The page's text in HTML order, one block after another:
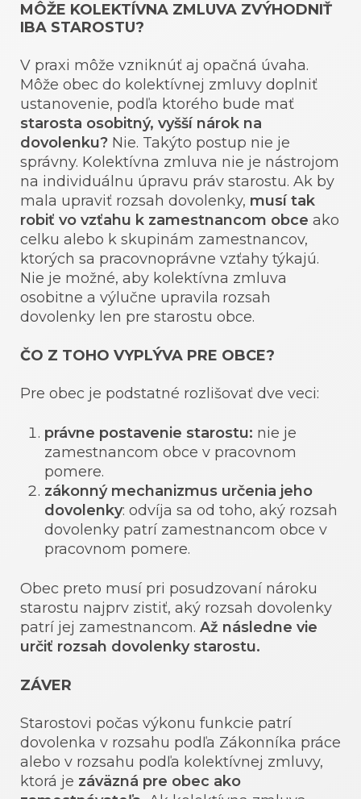
MÔŽE KOLEKTÍVNA ZMLUVA ZVÝHODNIŤ
IBA STAROSTU?
V praxi môže vzniknúť aj opačná úvaha.
Môže obec do kolektívnej zmluvy doplniť
ustanovenie, podľa ktorého bude mať
starosta osobitný, vyšší nárok na
dovolenku? Nie. Takýto postup nie je
správny. Kolektívna zmluva nie je nástrojom
na individuálnu úpravu práv starostu. Ak by
mala upraviť rozsah dovolenky, musí tak
robiť vo vzťahu k zamestnancom obce ako
celku alebo k skupinám zamestnancov,
ktorých sa pracovnoprávne vzťahy týkajú.
Nie je možné, aby kolektívna zmluva
osobitne a výlučne upravila rozsah
dovolenky len pre starostu obce.
ČO Z TOHO VYPLÝVA PRE OBCE?
Pre obec je podstatné rozlišovať dve veci:
právne postavenie starostu: nie je
zamestnancom obce v pracovnom
pomere.
zákonný mechanizmus určenia jeho
dovolenky: odvíja sa od toho, aký rozsah
dovolenky patrí zamestnancom obce v
pracovnom pomere.
Obec preto musí pri posudzovaní nároku
starostu najprv zistiť, aký rozsah dovolenky
patrí jej zamestnancom. Až následne vie
určiť rozsah dovolenky starostu.
ZÁVER
Starostovi počas výkonu funkcie patrí
dovolenka v rozsahu podľa Zákonníka práce
alebo v rozsahu podľa kolektívnej zmluvy,
ktorá je záväzná pre obec ako